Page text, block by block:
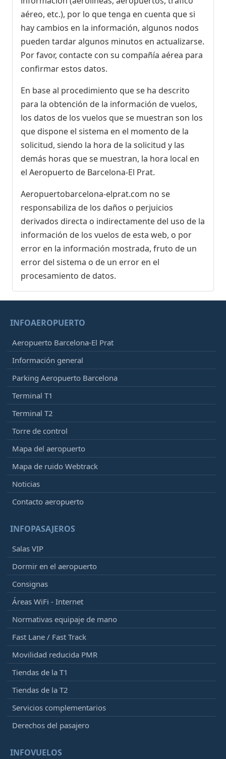
aéreo, etc.), por lo que tenga en cuenta que si
hay cambios en la información, algunos nodos
pueden tardar algunos minutos en actualizarse.
Por favor, contacte con su compañía aérea para
confirmar estos datos.
En base al procedimiento que se ha descrito
para la obtención de la información de vuelos,
los datos de los vuelos que se muestran son los
que dispone el sistema en el momento de la
solicitud, siendo la hora de la solicitud y las
demás horas que se muestran, la hora local en
el Aeropuerto de Barcelona-El Prat.
Aeropuertobarcelona-elprat.com no se
responsabiliza de los daños o perjuicios
derivados directa o indirectamente del uso de la
información de los vuelos de esta web, o por
error en la información mostrada, fruto de un
error del sistema o de un error en el
procesamiento de datos.
INFOAEROPUERTO
Aeropuerto Barcelona-El Prat
Información general
Parking Aeropuerto Barcelona
Terminal T1
Terminal T2
Torre de control
Mapa del aeropuerto
Mapa de ruido Webtrack
Noticias
Contacto aeropuerto
INFOPASAJEROS
Salas VIP
Dormir en el aeropuerto
Consignas
Áreas WiFi - Internet
Normativas equipaje de mano
Fast Lane / Fast Track
Movilidad reducida PMR
Tiendas de la T1
Tiendas de la T2
Servicios complementarios
Derechos del pasajero
INFOVUELOS